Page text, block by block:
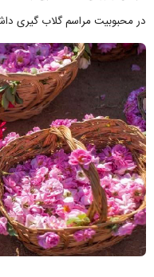
در محبوبیت مراسم گلاب گیری